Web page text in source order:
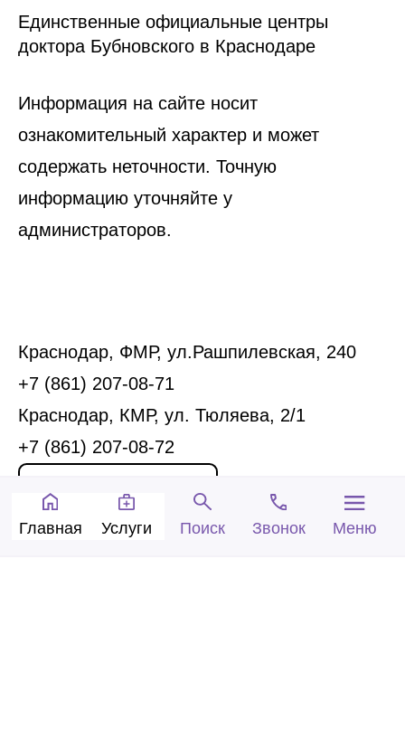
Единственные официальные центры
доктора Бубновского в Краснодаре
Информация на сайте носит
ознакомительный характер и может
содержать неточности. Точную
информацию уточняйте у
администраторов.
Краснодар, ФМР, ул.Рашпилевская, 240
+7 (861) 207-08-71
Краснодар, КМР, ул. Тюляева, 2/1
+7 (861) 207-08-72
Запись на прием
Обратный звонок
Главная Услуги Поиск Звонок Меню